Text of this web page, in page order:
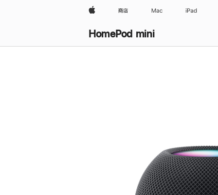
Apple 商店 Mac iPad
HomePod mini